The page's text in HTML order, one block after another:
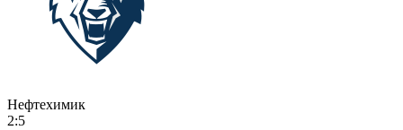
Нефтехимик
2:5